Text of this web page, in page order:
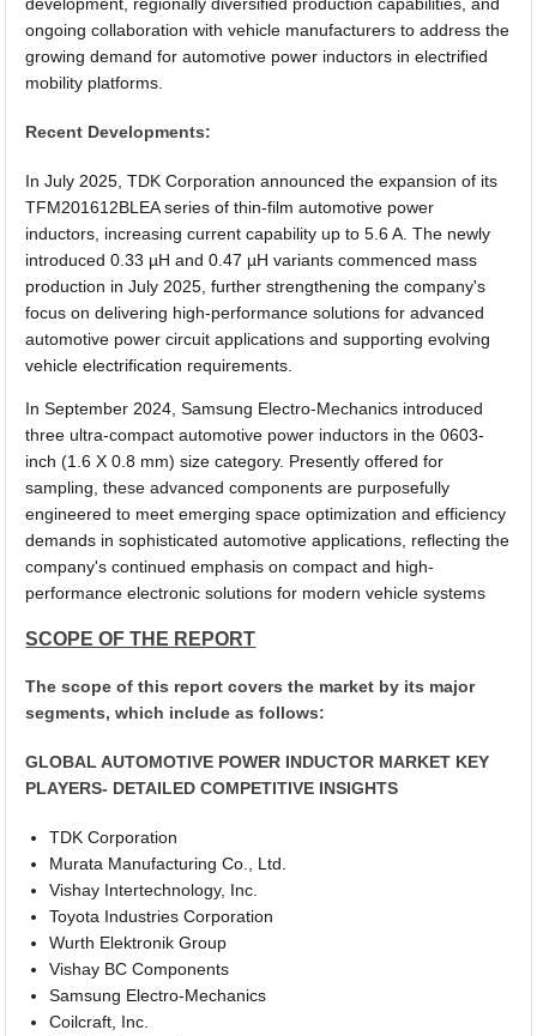
development, regionally diversified production capabilities, and
ongoing collaboration with vehicle manufacturers to address the
growing demand for automotive power inductors in electrified
mobility platforms.
Recent Developments:
In July 2025, TDK Corporation announced the expansion of its
TFM201612BLEA series of thin-film automotive power
inductors, increasing current capability up to 5.6 A. The newly
introduced 0.33 µH and 0.47 µH variants commenced mass
production in July 2025, further strengthening the company's
focus on delivering high-performance solutions for advanced
automotive power circuit applications and supporting evolving
vehicle electrification requirements.
In September 2024, Samsung Electro-Mechanics introduced
three ultra-compact automotive power inductors in the 0603-
inch (1.6 X 0.8 mm) size category. Presently offered for
sampling, these advanced components are purposefully
engineered to meet emerging space optimization and efficiency
demands in sophisticated automotive applications, reflecting the
company's continued emphasis on compact and high-
performance electronic solutions for modern vehicle systems
SCOPE OF THE REPORT
The scope of this report covers the market by its major
segments, which include as follows:
GLOBAL AUTOMOTIVE POWER INDUCTOR MARKET KEY
PLAYERS- DETAILED COMPETITIVE INSIGHTS
TDK Corporation
Murata Manufacturing Co., Ltd.
Vishay Intertechnology, Inc.
Toyota Industries Corporation
Wurth Elektronik Group
Vishay BC Components
Samsung Electro-Mechanics
Coilcraft, Inc.